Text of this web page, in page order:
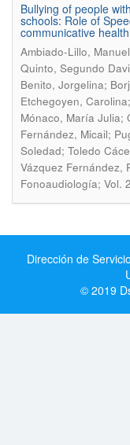
Bullying of people
schools: Role of
communicative health
Ambiado-Lillo,
Quinto, Segundo
Benito, Jorgelina;
Etchegoyen,
Mónaco, María Julia;
Fernández, Micail;
Soledad; Toledo
Vázquez Fernández,
Fonoaudiología; Vol.
Dirección de
© 2019